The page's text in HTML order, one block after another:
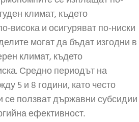
климат, където
висока и осигуряват по-ниски
могат да бъдат изгодни в
климат, където
Средно периодът на
5 и 8 години, като често
се ползват държавни субсидии
ефективност.